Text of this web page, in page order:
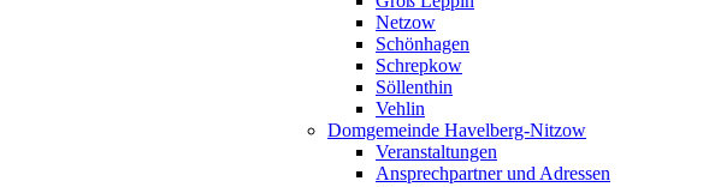
Netzow
Schönhagen
Schrepkow
Söllenthin
Vehlin
Domgemeinde Havelberg-Nitzow
Veranstaltungen
Ansprechpartner und Adressen